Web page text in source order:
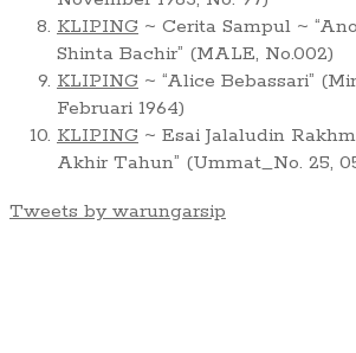
KLIPING ~ Cerita Sampul ~
Shinta Bachir” (MALE, No.002)
KLIPING ~ “Alice Bebassari”
Februari 1964)
KLIPING ~ Esai Jalaludin
Akhir Tahun” (Ummat_No. 25,
Tweets by warungarsip